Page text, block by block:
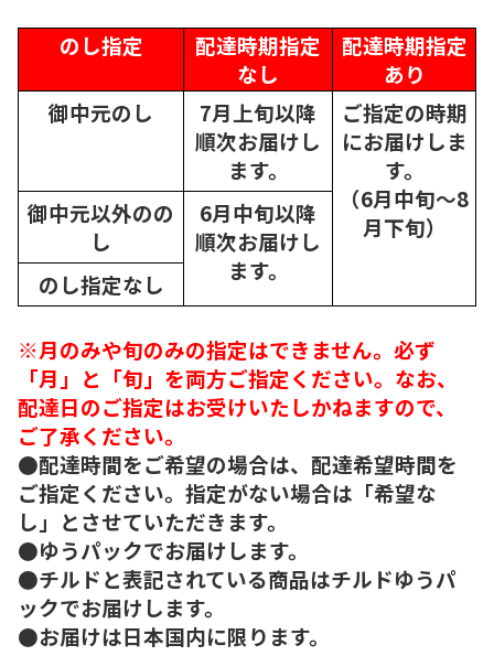
のし指定
配達時期指定
なし
配達時期指定
あり
御中元のし
7月上旬以降
順次お届けし
ます。
ご指定の時期
にお届けしま
す。
（6月中旬～8
月下旬）
御中元以外のの
し
6月中旬以降
順次お届けし
ます。
のし指定なし
※月のみや旬のみの指定はできません。必ず
「月」と「旬」を両方ご指定ください。なお、
配達日のご指定はお受けいたしかねますので、
ご了承ください。
●配達時間をご希望の場合は、配達希望時間を
ご指定ください。指定がない場合は「希望な
し」とさせていただきます。
●ゆうパックでお届けします。
●チルドと表記されている商品はチルドゆうパ
ックでお届けします。
●お届けは日本国内に限ります。